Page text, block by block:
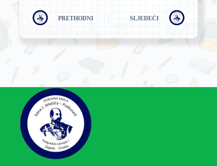
PRETHODNI SLJEDEĆI